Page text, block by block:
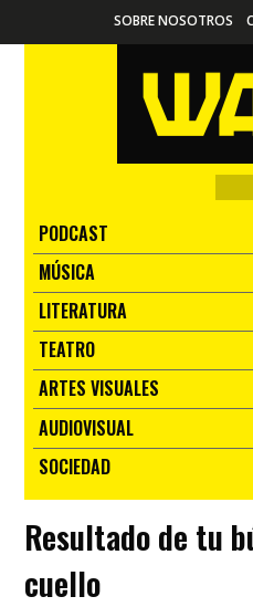
SOBRE NOSOTROS
PODCAST
MÚSICA
LITERATURA
TEATRO
ARTES VISUALES
AUDIOVISUAL
SOCIEDAD
Resultado de tu
cuello